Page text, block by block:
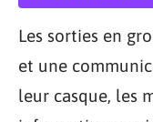
Les sorties en
et une
leur casque, les